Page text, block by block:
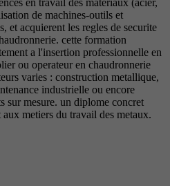
en travail des materiaux (acier,
de machines-outils et
et acquierent les regles de securite
cette formation
a l'insertion professionnelle en
ou operateur en chaudronnerie
varies : construction metallique,
industrielle ou encore
sur mesure. un diplome concret
metiers du travail des metaux.